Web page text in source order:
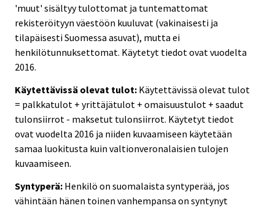
'muut' sisältyy tulottomat ja tuntemattomat
rekisteröityyn väestöön kuuluvat (vakinaisesti ja
tilapäisesti Suomessa asuvat), mutta ei
henkilötunnuksettomat. Käytetyt tiedot ovat vuodelta
2016.
Käytettävissä olevat tulot: Käytettävissä olevat tulot
= palkkatulot + yrittäjätulot + omaisuustulot + saadut
tulonsiirrot - maksetut tulonsiirrot. Käytetyt tiedot
ovat vuodelta 2016 ja niiden kuvaamiseen käytetään
samaa luokitusta kuin valtionveronalaisien tulojen
kuvaamiseen.
Syntyperä: Henkilö on suomalaista syntyperää, jos
vähintään hänen toinen vanhempansa on syntynyt